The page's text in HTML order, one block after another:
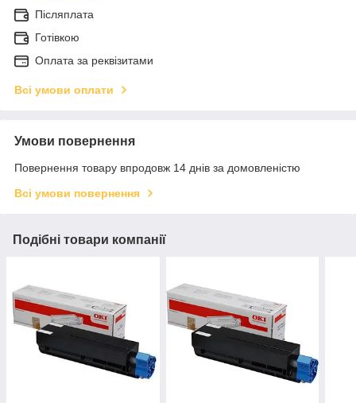
Післяплата
Готівкою
Оплата за реквізитами
Всі умови оплати
Умови повернення
Повернення товару впродовж 14 днів за домовленістю
Всі умови повернення
Подібні товари компанії